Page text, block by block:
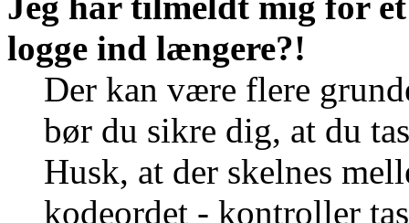
logge ind længere?!
Der kan være flere
bør du sikre dig, at du
Husk, at der skelnes
kodeordet - kontroller